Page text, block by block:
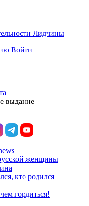
Лидчины
Войти
выданне
женщины
кто родился
гордиться!